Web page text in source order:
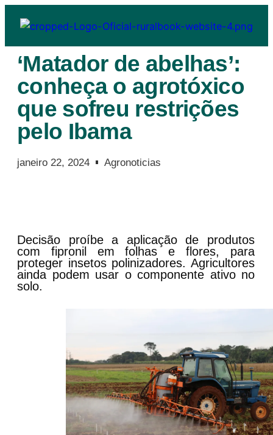
‘Matador de abelhas’:
conheça o agrotóxico
que sofreu restrições
pelo Ibama
janeiro 22, 2024 Agronoticias
Decisão proíbe a aplicação de produtos
com fipronil em folhas e flores, para
proteger insetos polinizadores. Agricultores
ainda podem usar o componente ativo no
solo.